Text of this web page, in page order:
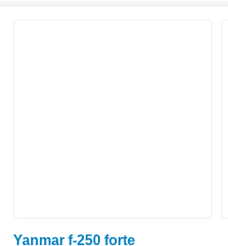
Yanmar f-250 forte